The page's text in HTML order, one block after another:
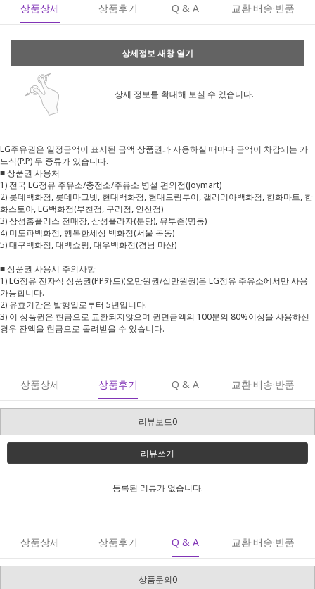
상품상세 상품후기 Q & A 교환·배송·반품
상세정보 새창 열기
상세 정보를 확대해 보실 수 있습니다.
LG주유권은 일정금액이 표시된 금액 상품권과 사용하실 때마다 금액이 차감되는 카
드식(P.P) 두 종류가 있습니다.
■ 상품권 사용처
1) 전국 LG정유 주유소/충전소/주유소 병설 편의점(Joymart)
2) 롯데백화점, 롯데마그넷, 현대백화점, 현대드림투어, 갤러리아백화점, 한화마트, 한
화스토아, LG백화점(부천점, 구리점, 안산점)
3) 삼성홈플러스 전매장, 삼성플라자(분당), 유투존(명동)
4) 미도파백화점, 행복한세상 백화점(서울 목동)
5) 대구백화점, 대백쇼핑, 대우백화점(경남 마산)
■ 상품권 사용시 주의사항
1) LG정유 전자식 상품권(PP카드)(오만원권/십만원권)은 LG정유 주유소에서만 사용
가능합니다.
2) 유효기간은 발행일로부터 5년입니다.
3) 이 상품권은 현금으로 교환되지않으며 권면금액의 100분의 80%이상을 사용하신
경우 잔액을 현금으로 돌려받을 수 있습니다.
상품상세 상품후기 Q & A 교환·배송·반품
리뷰보드0
리뷰쓰기
등록된 리뷰가 없습니다.
상품상세 상품후기 Q & A 교환·배송·반품
상품문의0